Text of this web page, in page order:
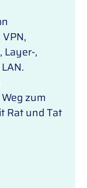
Layer-,
zum
Rat und Tat